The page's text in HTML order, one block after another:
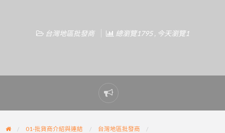
台灣地區批發商 總瀏覽1795 , 今天瀏覽1
Report
problem
01-批貨商介紹與連結
台灣地區批發商